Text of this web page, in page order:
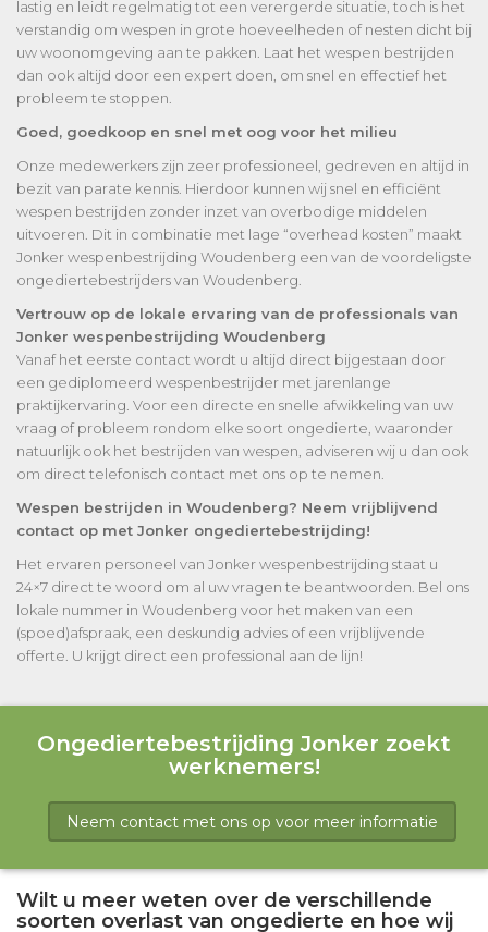
lastig en leidt regelmatig tot een verergerde situatie, toch is het
verstandig om wespen in grote hoeveelheden of nesten dicht bij
uw woonomgeving aan te pakken. Laat het wespen bestrijden
dan ook altijd door een expert doen, om snel en effectief het
probleem te stoppen.
Goed, goedkoop en snel met oog voor het milieu
Onze medewerkers zijn zeer professioneel, gedreven en altijd in
bezit van parate kennis. Hierdoor kunnen wij snel en efficiënt
wespen bestrijden zonder inzet van overbodige middelen
uitvoeren. Dit in combinatie met lage “overhead kosten” maakt
Jonker wespenbestrijding Woudenberg een van de voordeligste
ongediertebestrijders van Woudenberg.
Vertrouw op de lokale ervaring van de professionals van
Jonker wespenbestrijding Woudenberg
Vanaf het eerste contact wordt u altijd direct bijgestaan door
een gediplomeerd wespenbestrijder met jarenlange
praktijkervaring. Voor een directe en snelle afwikkeling van uw
vraag of probleem rondom elke soort ongedierte, waaronder
natuurlijk ook het bestrijden van wespen, adviseren wij u dan ook
om direct telefonisch contact met ons op te nemen.
Wespen bestrijden in Woudenberg? Neem vrijblijvend
contact op met Jonker ongediertebestrijding!
Het ervaren personeel van Jonker wespenbestrijding staat u
24×7 direct te woord om al uw vragen te beantwoorden. Bel ons
lokale nummer in Woudenberg voor het maken van een
(spoed)afspraak, een deskundig advies of een vrijblijvende
offerte. U krijgt direct een professional aan de lijn!
Ongediertebestrijding Jonker zoekt
werknemers!
Neem contact met ons op voor meer informatie
Wilt u meer weten over de verschillende
soorten overlast van ongedierte en hoe wij